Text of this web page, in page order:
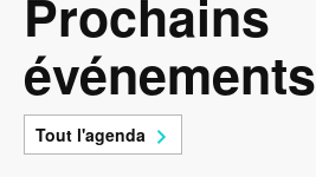
Prochains
événements
Tout l'agenda